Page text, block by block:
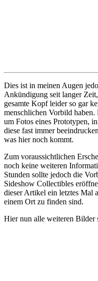
Dies ist in meinen Augen
Ankündigung seit langer
gesamte Kopf leider so gar
menschlichen Vorbild
um Fotos eines Prototypen,
diese fast immer
was hier noch kommt.
Zum voraussichtlichen
noch keine weiteren
Stunden sollte jedoch die
Sideshow Collectibles
dieser Artikel ein letztes Mal
einem Ort zu finden sind.
Hier nun alle weiteren Bilder